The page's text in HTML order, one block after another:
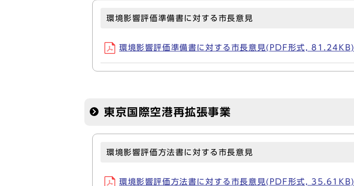
環境影響評価準備書に対する市長意見
環境影響評価準備書に対する市長意見(PDF形式, 81.24KB)
東京国際空港再拡張事業
環境影響評価方法書に対する市長意見
環境影響評価方法書に対する市長意見(PDF形式, 35.61KB)